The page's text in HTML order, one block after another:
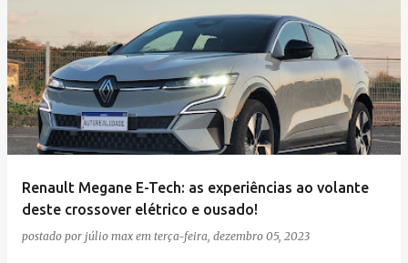
Renault Megane E-Tech: as experiências ao volante
deste crossover elétrico e ousado!
postado por júlio max em terça-feira, dezembro 05, 2023